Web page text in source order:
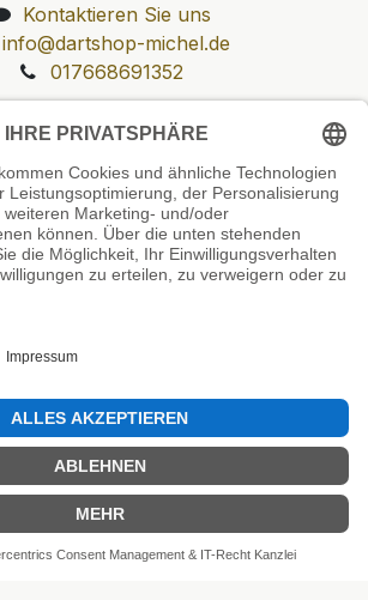
Kontaktieren Sie uns
info@dartshop-michel.de
017668691352
Unsere Prüfsiegel